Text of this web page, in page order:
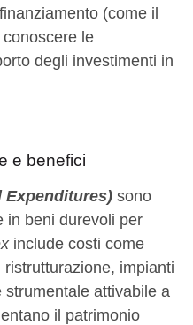
(come il
conoscere le
degli investimenti in
e benefici
Expenditures) sono
in beni durevoli per
include costi come
ristrutturazione, impianti
attivabile a
il patrimonio